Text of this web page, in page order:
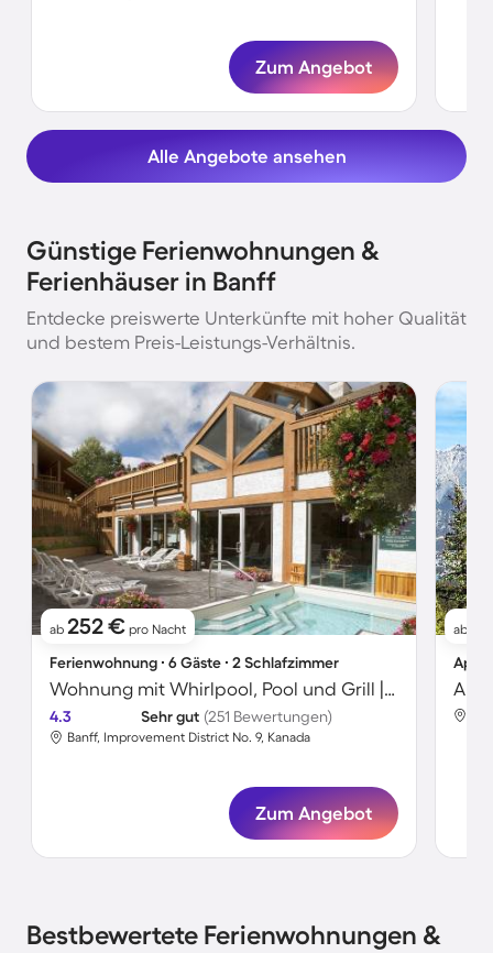
Zum Angebot
Alle Angebote ansehen
Günstige Ferienwohnungen &
Ferienhäuser in Banff
Entdecke preiswerte Unterkünfte mit hoher Qualität
und bestem Preis-Leistungs-Verhältnis.
ab 252 € pro Nacht
Ferienwohnung ∙ 6 Gäste ∙ 2 Schlafzimmer
Wohnung mit Whirlpool, Pool und Grill | Bergblick
4.3 Sehr gut (251 Bewertungen)
Banff, Improvement District No. 9, Kanada
Zum Angebot
ab
Bestbewertete Ferienwohnungen &